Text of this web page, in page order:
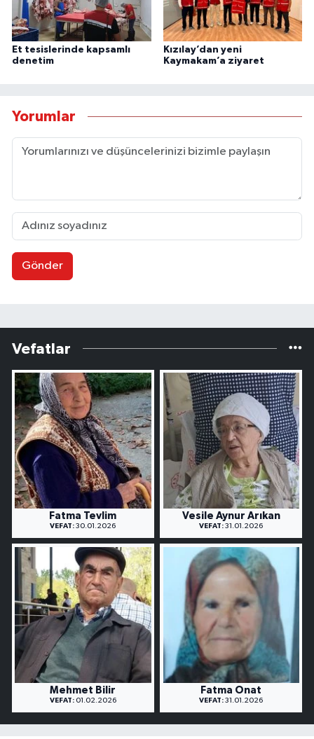
Et tesislerinde kapsamlı
denetim
Kızılay’dan yeni
Kaymakam’a ziyaret
Yorumlar
Gönder
Vefatlar
Fatma Tevlim
VEFAT: 30.01.2026
Vesile Aynur Arıkan
VEFAT: 31.01.2026
Mehmet Bilir
VEFAT:01.02.2026
Fatma Onat
VEFAT: 31.01.2026